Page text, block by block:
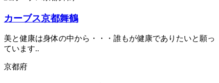
カーブス京都舞鶴
美と健康は身体の中から・・・誰もが健康でありたいと願っ
ています..
京都府